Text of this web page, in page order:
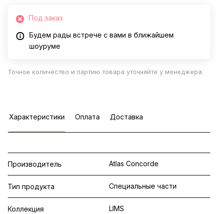
Под заказ
Будем рады встрече с вами в ближайшем
шоуруме
Точное количество и партию товара уточняйте у менеджера.
Характеристики Оплата Доставка
Производитель Atlas Concorde
Тип продукта Специальные части
Коллекция LIMS